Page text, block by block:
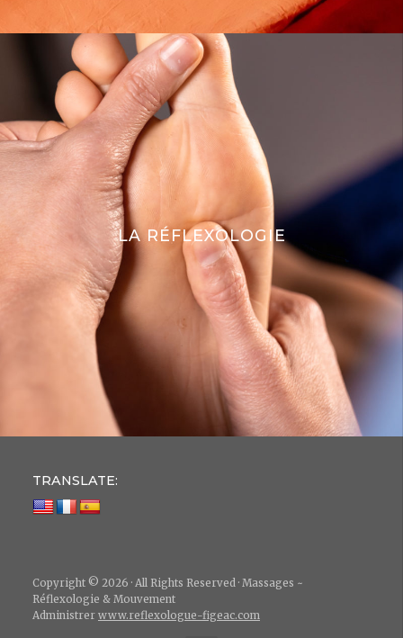
LA RÉFLEXOLOGIE
TRANSLATE:
Copyright © 2026 · All Rights Reserved · Massages ~
Réflexologie & Mouvement
Administrer www.reflexologue-figeac.com